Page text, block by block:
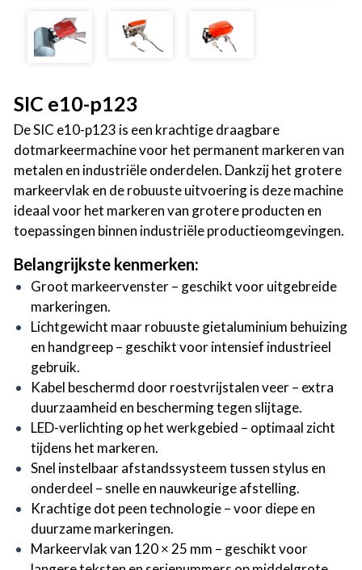
SIC e10-p123
De SIC e10-p123 is een krachtige draagbare
dotmarkeermachine voor het permanent markeren van
metalen en industriële onderdelen. Dankzij het grotere
markeervlak en de robuuste uitvoering is deze machine
ideaal voor het markeren van grotere producten en
toepassingen binnen industriële productieomgevingen.
Belangrijkste kenmerken:
Groot markeervenster – geschikt voor uitgebreide
markeringen.
Lichtgewicht maar robuuste gietaluminium behuizing
en handgreep – geschikt voor intensief industrieel
gebruik.
Kabel beschermd door roestvrijstalen veer – extra
duurzaamheid en bescherming tegen slijtage.
LED-verlichting op het werkgebied – optimaal zicht
tijdens het markeren.
Snel instelbaar afstandssysteem tussen stylus en
onderdeel – snelle en nauwkeurige afstelling.
Krachtige dot peen technologie – voor diepe en
duurzame markeringen.
Markeervlak van 120 × 25 mm – geschikt voor